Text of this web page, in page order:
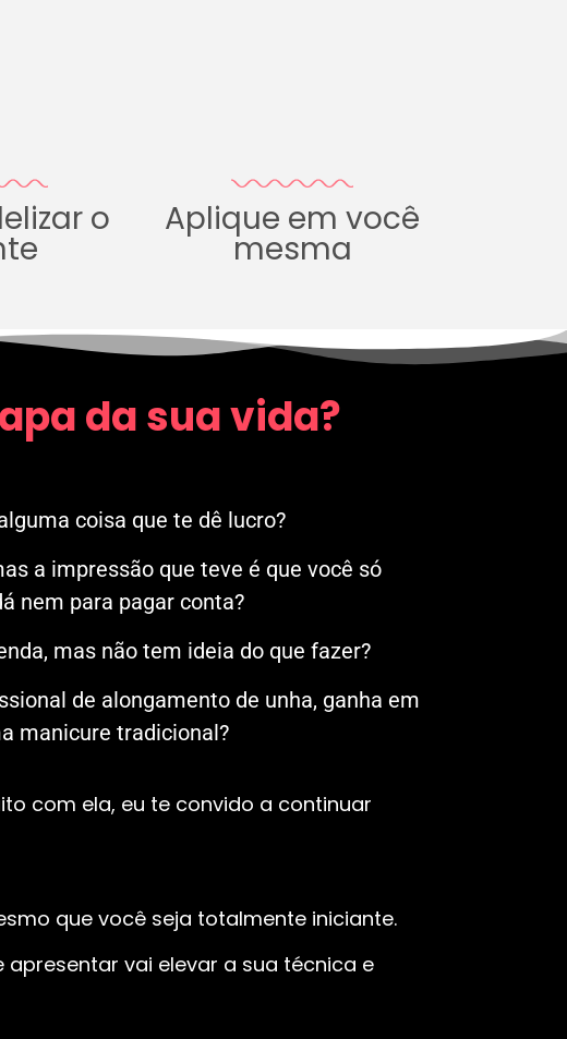
o Aplique em você
mesma
da sua vida?
coisa que te dê lucro?
a impressão que teve é que você só
nem para pagar conta?
mas não tem ideia do que fazer?
de alongamento de unha, ganha em
manicure tradicional?
com ela, eu te convido a continuar
que você seja totalmente iniciante.
vai elevar a sua técnica e